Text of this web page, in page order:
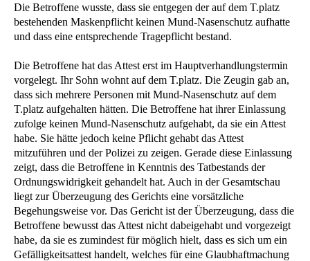
Die Betroffene wusste, dass sie entgegen der auf dem T.platz
bestehenden Maskenpflicht keinen Mund-Nasenschutz aufhatte
und dass eine entsprechende Tragepflicht bestand.
Die Betroffene hat das Attest erst im Hauptverhandlungstermin
vorgelegt. Ihr Sohn wohnt auf dem T.platz. Die Zeugin gab an,
dass sich mehrere Personen mit Mund-Nasenschutz auf dem
T.platz aufgehalten hätten. Die Betroffene hat ihrer Einlassung
zufolge keinen Mund-Nasenschutz aufgehabt, da sie ein Attest
habe. Sie hätte jedoch keine Pflicht gehabt das Attest
mitzuführen und der Polizei zu zeigen. Gerade diese Einlassung
zeigt, dass die Betroffene in Kenntnis des Tatbestands der
Ordnungswidrigkeit gehandelt hat. Auch in der Gesamtschau
liegt zur Überzeugung des Gerichts eine vorsätzliche
Begehungsweise vor. Das Gericht ist der Überzeugung, dass die
Betroffene bewusst das Attest nicht dabeigehabt und vorgezeigt
habe, da sie es zumindest für möglich hielt, dass es sich um ein
Gefälligkeitsattest handelt, welches für eine Glaubhaftmachung